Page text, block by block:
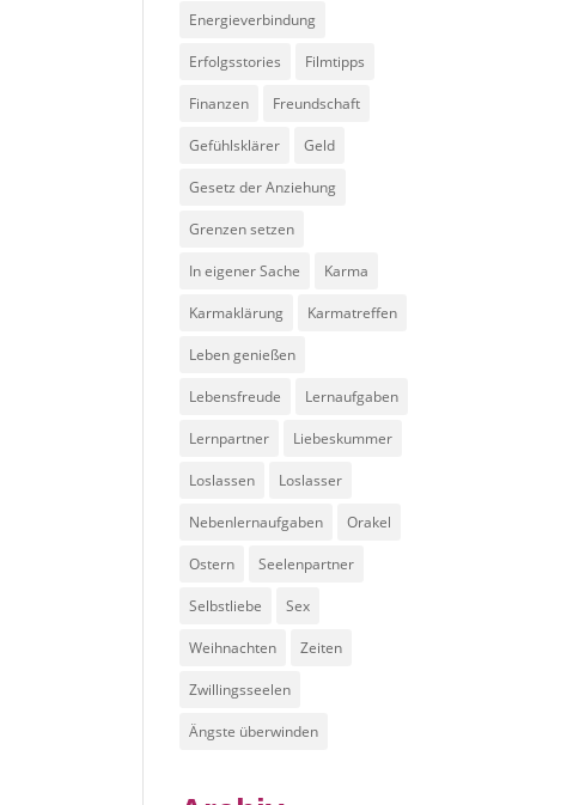
Energieverbindung
Erfolgsstories Filmtipps
Finanzen Freundschaft
Gefühlsklärer Geld
Gesetz der Anziehung
Grenzen setzen
In eigener Sache Karma
Karmaklärung Karmatreffen
Leben genießen
Lebensfreude Lernaufgaben
Lernpartner Liebeskummer
Loslassen Loslasser
Nebenlernaufgaben Orakel
Ostern Seelenpartner
Selbstliebe Sex
Weihnachten Zeiten
Zwillingsseelen
Ängste überwinden